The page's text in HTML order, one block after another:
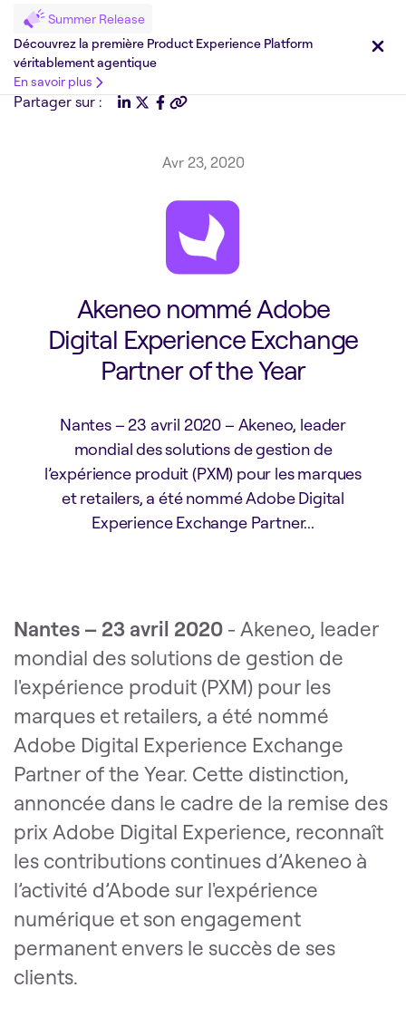
Summer Release
Découvrez la première Product Experience Platform
véritablement agentique
En savoir plus
Partager sur :
Avr 23, 2020
Akeneo nommé Adobe
Digital Experience Exchange
Partner of the Year
Nantes – 23 avril 2020 – Akeneo, leader
mondial des solutions de gestion de
l’expérience produit (PXM) pour les marques
et retailers, a été nommé Adobe Digital
Experience Exchange Partner...
Nantes – 23 avril 2020 - Akeneo, leader
mondial des solutions de gestion de
l'expérience produit (PXM) pour les
marques et retailers, a été nommé
Adobe Digital Experience Exchange
Partner of the Year. Cette distinction,
annoncée dans le cadre de la remise des
prix Adobe Digital Experience, reconnaît
les contributions continues d’Akeneo à
l’activité d’Abode sur l'expérience
numérique et son engagement
permanent envers le succès de ses
clients.